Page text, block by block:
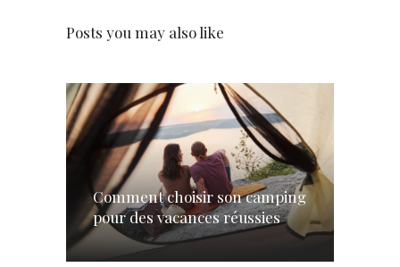
Posts you may also like
Comment choisir son camping
pour des vacances réussies